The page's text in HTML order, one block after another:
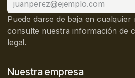
Puede darse de baja en
consulte nuestra información de
legal.
Nuestra empresa